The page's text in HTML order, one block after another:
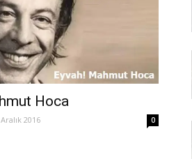
Hoca
2016 0